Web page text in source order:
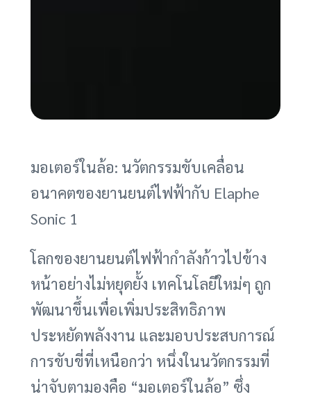
มอเตอร์ในล้อ: นวัตกรรมขับเคลื่อน
อนาคตของยานยนต์ไฟฟ้ากับ Elaphe
Sonic 1
โลกของยานยนต์ไฟฟ้ากำลังก้าวไปข้าง
หน้าอย่างไม่หยุดยั้ง เทคโนโลยีใหม่ๆ ถูก
พัฒนาขึ้นเพื่อเพิ่มประสิทธิภาพ
ประหยัดพลังงาน และมอบประสบการณ์
การขับขี่ที่เหนือกว่า หนึ่งในนวัตกรรมที่
น่าจับตามองคือ “มอเตอร์ในล้อ” ซึ่ง